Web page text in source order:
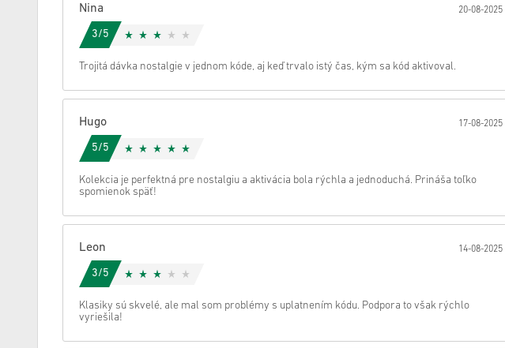
Zrušiť
Nina 20-08-2025
3/5
Trojitá dávka nostalgie v jednom kóde, aj keď trvalo istý čas, kým sa kód aktivoval.
Hugo 17-08-2025
5/5
Kolekcia je perfektná pre nostalgiu a aktivácia bola rýchla a jednoduchá. Prináša toľko
spomienok späť!
Leon 14-08-2025
3/5
Klasiky sú skvelé, ale mal som problémy s uplatnením kódu. Podpora to však rýchlo
vyriešila!